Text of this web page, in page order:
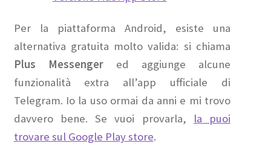
Per la piattaforma Android, esiste una
alternativa gratuita molto valida: si chiama
Plus Messengered aggiunge alcune
funzionalità extra all’app ufficiale di
Telegram. Io la uso ormai da anni e mi trovo
davvero bene. Se vuoi provarla, la puoi
trovare sul Google Play store.